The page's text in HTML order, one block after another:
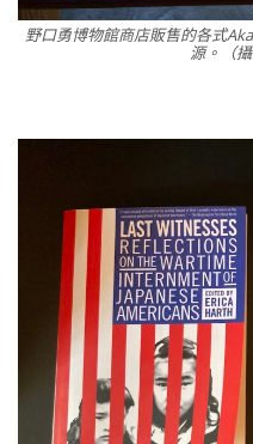
野口勇博物館商店販售的各式
源。（